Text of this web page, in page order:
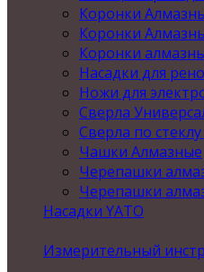
Коронки
Коронки
Коронки
Насадки для
Ножи для
Сверла
Сверла по
Чашки Алмазные
Черепашки
Черепашки
Насадки YATO
Измерительный